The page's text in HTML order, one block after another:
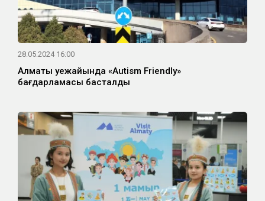
28.05.2024 16:00
Алматы әуежайында «Autism Friendly»
бағдарламасы басталды